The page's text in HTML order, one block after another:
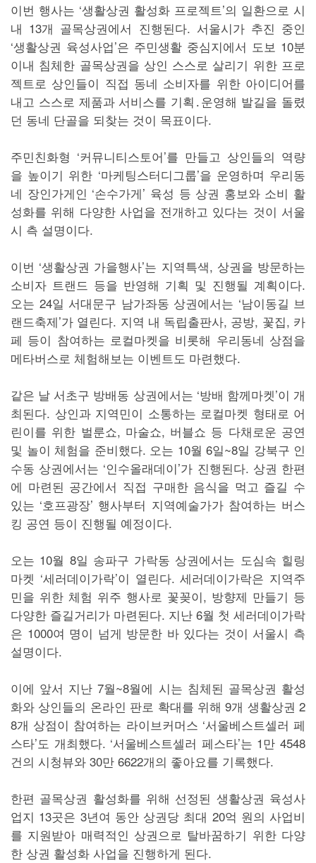
이번 행사는 ‘생활상권 활성화 프로젝트’의 일환으로 시
내 13개 골목상권에서 진행된다. 서울시가 추진 중인
‘생활상권 육성사업’은 주민생활 중심지에서 도보 10분
이내 침체한 골목상권을 상인 스스로 살리기 위한 프로
젝트로 상인들이 직접 동네 소비자를 위한 아이디어를
내고 스스로 제품과 서비스를 기획․운영해 발길을 돌렸
던 동네 단골을 되찾는 것이 목표이다.
주민친화형 ‘커뮤니티스토어’를 만들고 상인들의 역량
을 높이기 위한 ‘마케팅스터디그룹’을 운영하며 우리동
네 장인가게인 ‘손수가게’ 육성 등 상권 홍보와 소비 활
성화를 위해 다양한 사업을 전개하고 있다는 것이 서울
시 측 설명이다.
이번 ‘생활상권 가을행사’는 지역특색, 상권을 방문하는
소비자 트랜드 등을 반영해 기획 및 진행될 계획이다.
오는 24일 서대문구 남가좌동 상권에서는 ‘남이동길 브
랜드축제’가 열린다. 지역 내 독립출판사, 공방, 꽃집, 카
페 등이 참여하는 로컬마켓을 비롯해 우리동네 상점을
메타버스로 체험해보는 이벤트도 마련했다.
같은 날 서초구 방배동 상권에서는 ‘방배 함께마켓’이 개
최된다. 상인과 지역민이 소통하는 로컬마켓 형태로 어
린이를 위한 벌룬쇼, 마술쇼, 버블쇼 등 다채로운 공연
및 놀이 체험을 준비했다. 오는 10월 6일~8일 강북구 인
수동 상권에서는 ‘인수올래데이’가 진행된다. 상권 한편
에 마련된 공간에서 직접 구매한 음식을 먹고 즐길 수
있는 ‘호프광장’ 행사부터 지역예술가가 참여하는 버스
킹 공연 등이 진행될 예정이다.
오는 10월 8일 송파구 가락동 상권에서는 도심속 힐링
마켓 ‘세러데이가락’이 열린다. 세러데이가락은 지역주
민을 위한 체험 위주 행사로 꽃꽂이, 방향제 만들기 등
다양한 즐길거리가 마련된다. 지난 6월 첫 세러데이가락
은 1000여 명이 넘게 방문한 바 있다는 것이 서울시 측
설명이다.
이에 앞서 지난 7월~8월에 시는 침체된 골목상권 활성
화와 상인들의 온라인 판로 확대를 위해 9개 생활상권 2
8개 상점이 참여하는 라이브커머스 ‘서울베스트셀러 페
스타’도 개최했다. ‘서울베스트셀러 페스타’는 1만 4548
건의 시청뷰와 30만 6622개의 좋아요를 기록했다.
한편 골목상권 활성화를 위해 선정된 생활상권 육성사
업지 13곳은 3년여 동안 상권당 최대 20억 원의 사업비
를 지원받아 매력적인 상권으로 탈바꿈하기 위한 다양
한 상권 활성화 사업을 진행하게 된다.